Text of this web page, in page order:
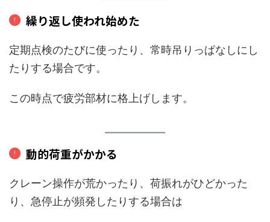
繰り返し使われ始めた
定期点検のたびに使ったり、常時吊りっぱなしにし
たりする場合です。
この時点で疲労部材に格上げします。
動的荷重がかかる
クレーン操作が荒かったり、荷振れがひどかった
り、急停止が頻発したりする場合は